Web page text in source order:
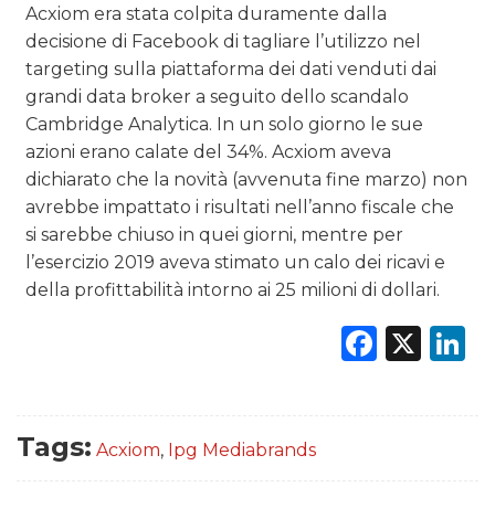
Acxiom era stata colpita duramente dalla
decisione di Facebook di tagliare l’utilizzo nel
targeting sulla piattaforma dei dati venduti dai
grandi data broker a seguito dello scandalo
Cambridge Analytica. In un solo giorno le sue
azioni erano calate del 34%. Acxiom aveva
dichiarato che la novità (avvenuta fine marzo) non
avrebbe impattato i risultati nell’anno fiscale che
si sarebbe chiuso in quei giorni, mentre per
l’esercizio 2019 aveva stimato un calo dei ricavi e
della profittabilità intorno ai 25 milioni di dollari.
X
Tags: Acxiom, Ipg Mediabrands